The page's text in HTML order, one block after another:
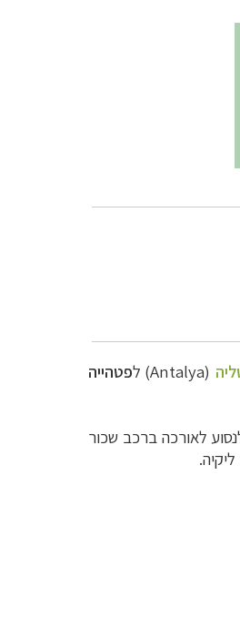
(Antalya) ל
פטהייה
היא לנסוע לאורכה ברכב שכור